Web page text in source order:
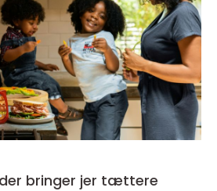
bringer jer tættere